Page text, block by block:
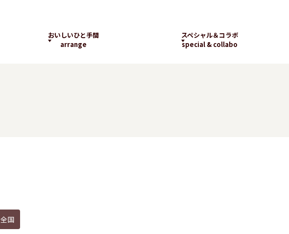
おいしいひと手間
arrange
スペシャル＆コラボ
special & collabo
全国